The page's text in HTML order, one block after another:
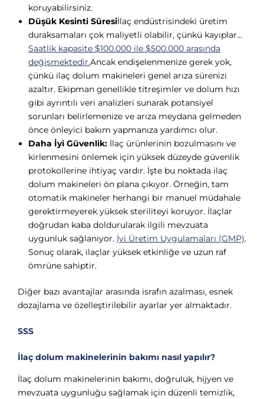
koruyabilirsiniz.
Düşük Kesinti Süresiİlaç endüstrisindeki üretim
duraksamaları çok maliyetli olabilir, çünkü kayıplar...
Saatlik kapasite $100.000 ile $500.000 arasında
değişmektedir.Ancak endişelenmenize gerek yok,
çünkü ilaç dolum makineleri genel arıza sürenizi
azaltır. Ekipman genellikle titreşimler ve dolum hızı
gibi ayrıntılı veri analizleri sunarak potansiyel
sorunları belirlemenize ve arıza meydana gelmeden
önce önleyici bakım yapmanıza yardımcı olur.
Daha İyi Güvenlik: İlaç ürünlerinin bozulmasını ve
kirlenmesini önlemek için yüksek düzeyde güvenlik
protokollerine ihtiyaç vardır. İşte bu noktada ilaç
dolum makineleri ön plana çıkıyor. Örneğin, tam
otomatik makineler herhangi bir manuel müdahale
gerektirmeyerek yüksek steriliteyi koruyor. İlaçlar
doğrudan kaba doldurularak ilgili mevzuata
uygunluk sağlanıyor. İyi Üretim Uygulamaları (GMP).
Sonuç olarak, ilaçlar yüksek etkinliğe ve uzun raf
ömrüne sahiptir.
Diğer bazı avantajlar arasında israfın azalması, esnek
dozajlama ve özelleştirilebilir ayarlar yer almaktadır.
SSS
İlaç dolum makinelerinin bakımı nasıl yapılır?
İlaç dolum makinelerinin bakımı, doğruluk, hijyen ve
mevzuata uygunluğu sağlamak için düzenli temizlik,